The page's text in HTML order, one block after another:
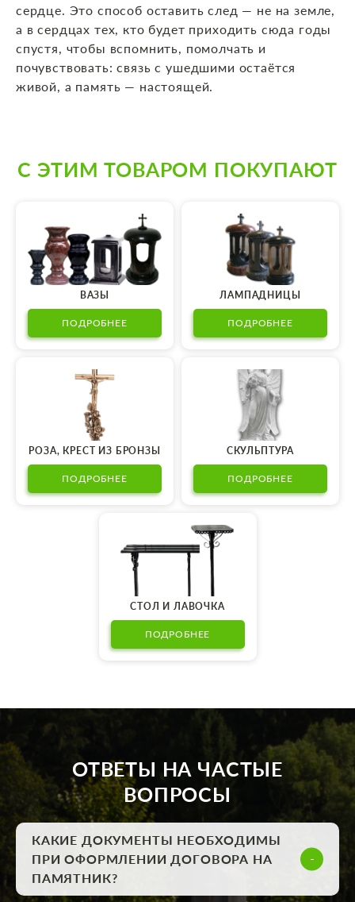
сердце. Это способ оставить след — не на земле,
а в сердцах тех, кто будет приходить сюда годы
спустя, чтобы вспомнить, помолчать и
почувствовать: связь с ушедшими остаётся
живой, а память — настоящей.
С ЭТИМ ТОВАРОМ ПОКУПАЮТ
ВАЗЫ
ПОДРОБНЕЕ
ЛАМПАДНИЦЫ
ПОДРОБНЕЕ
РОЗА, КРЕСТ ИЗ БРОНЗЫ
ПОДРОБНЕЕ
СКУЛЬПТУРА
ПОДРОБНЕЕ
СТОЛ И ЛАВОЧКА
ПОДРОБНЕЕ
ОТВЕТЫ НА ЧАСТЫЕ
ВОПРОСЫ
КАКИЕ ДОКУМЕНТЫ НЕОБХОДИМЫ
ПРИ ОФОРМЛЕНИИ ДОГОВОРА НА
ПАМЯТНИК?